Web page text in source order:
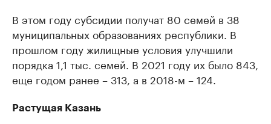
В этом году субсидии получат 80 семей в 38
муниципальных образованиях республики. В
прошлом году жилищные условия улучшили
порядка 1,1 тыс. семей. В 2021 году их было 843,
еще годом ранее – 313, а в 2018-м – 124.
Растущая Казань